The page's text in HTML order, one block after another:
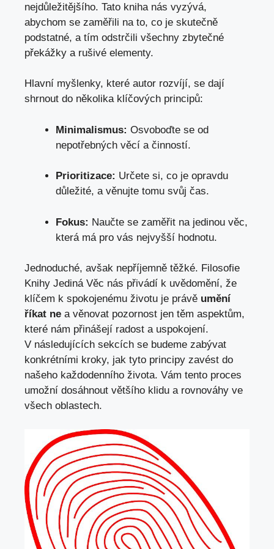
nejdůležitějšího. Tato kniha nás vyzývá,
abychom se zaměřili na to, co je skutečně
podstatné, a tím odstrčili všechny zbytečné
překážky a rušivé elementy.
Hlavní myšlenky, které autor rozvíjí, se dají
shrnout do několika klíčových principů:
Minimalismus: Osvoboďte se od
nepotřebných věcí a činností.
Prioritizace: Určete si, co je opravdu
důležité, a věnujte tomu svůj čas.
Fokus: Naučte se zaměřit na jedinou věc,
která má pro vás nejvyšší hodnotu.
Jednoduché, avšak nepříjemně těžké. Filosofie
Knihy Jediná Věc nás přivádí k uvědomění, že
klíčem k spokojenému životu je právě umění
říkat ne a věnovat pozornost jen těm aspektům,
které nám přinášejí radost a uspokojení.
V následujících sekcích se budeme zabývat
konkrétními kroky, jak tyto principy zavést do
našeho každodenního života. Vám tento proces
umožní dosáhnout většího klidu a rovnováhy ve
všech oblastech.